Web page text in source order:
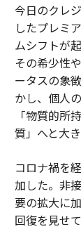
今日のクレ
したプレミ
ムシフトが
その希少性
ータスの象
かし、個人
「物質的所
質」へと大
コロナ禍を
加した。非
要の拡大に
回復を見せて